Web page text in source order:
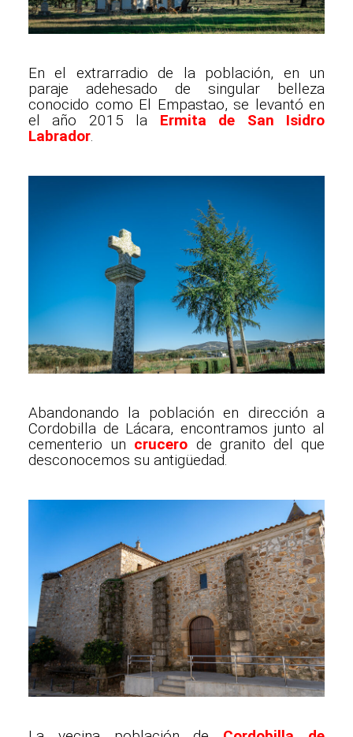
En el extrarradio de la población, en un
paraje adehesado de singular belleza
conocido como El Empastao, se levantó en
el año 2015 la Ermita de San Isidro
Labrador.
Abandonando la población en dirección a
Cordobilla de Lácara, encontramos junto al
cementerio un crucero de granito del que
desconocemos su antigüedad.